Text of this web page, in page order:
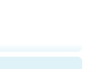
ートバー